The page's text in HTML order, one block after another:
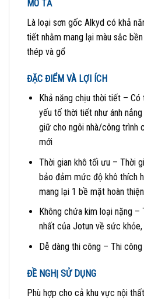
MÔ TẢ
Là loại sơn gốc Alkyd có khả
tiết nhằm mang lại màu sắc
thép và gổ
ĐẶC ĐIỂM VÀ LỢI ÍCH
Khả năng chịu thời tiết –
yếu tố thời tiết như ánh
giữ cho ngôi nhà/công trình
mới
Thời gian khô tối ưu – Thời
bảo đảm mức độ khô thích
mang lại 1 bề mặt hoàn
Không chứa kim loại nặng –
nhất của Jotun về sức
Dễ dàng thi công – Thi công
ĐỀ NGHỊ SỬ DỤNG
Phù hợp cho cả khu vực nội